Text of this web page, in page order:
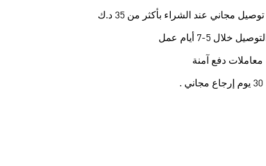
توصيل مجاني عند الشراء بأكثر من 35 د.ك
التوصيل خلال 5-7 أيام عمل
معاملات دفع آمنة
30 يوم إرجاع مجاني .